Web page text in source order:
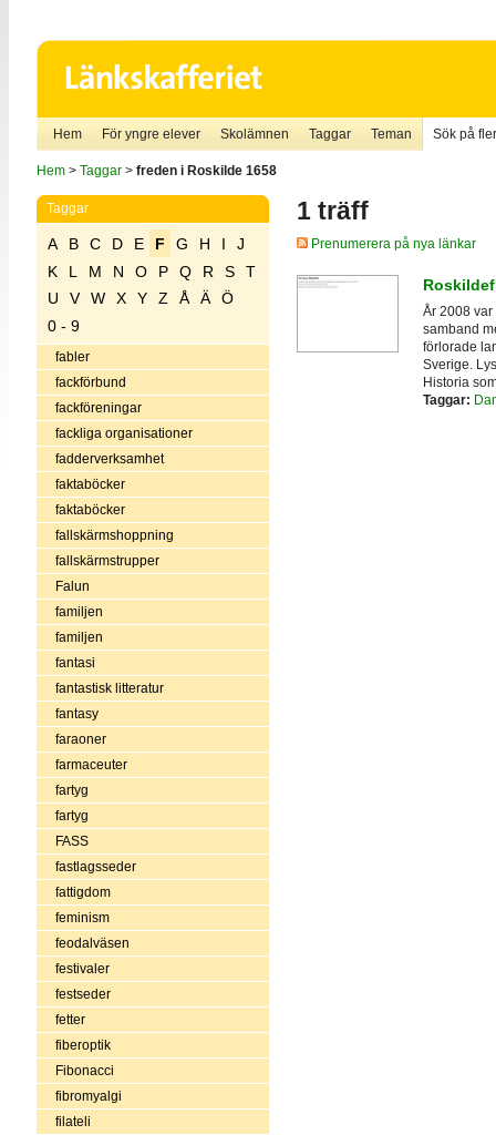
Hem För yngre elever Skolämnen Taggar Teman Sök på
Hem> Taggar> freden i Roskilde 1658
Taggar
A B C D E F G H I
J
K
L M N O P Q R S
T
U
V W X Y Z Å Ä
Ö
0 - 9
fabler
fackförbund
fackföreningar
fackliga organisationer
fadderverksamhet
faktaböcker
faktaböcker
fallskärmshoppning
fallskärmstrupper
Falun
familjen
familjen
fantasi
fantastisk litteratur
fantasy
faraoner
farmaceuter
fartyg
fartyg
FASS
fastlagsseder
fattigdom
feminism
feodalväsen
festivaler
festseder
fetter
fiberoptik
Fibonacci
fibromyalgi
filateli
1 träff
Prenumerera på nya länkar
År 2008
samband
förlorade
Sverige.
Historia
Taggar: